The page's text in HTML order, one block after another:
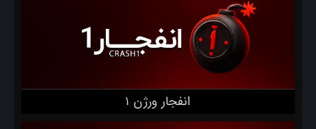
انفجار ورژن ۱